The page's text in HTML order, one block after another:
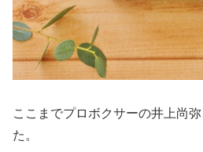
ここまでプロボクサーの井上尚
た。